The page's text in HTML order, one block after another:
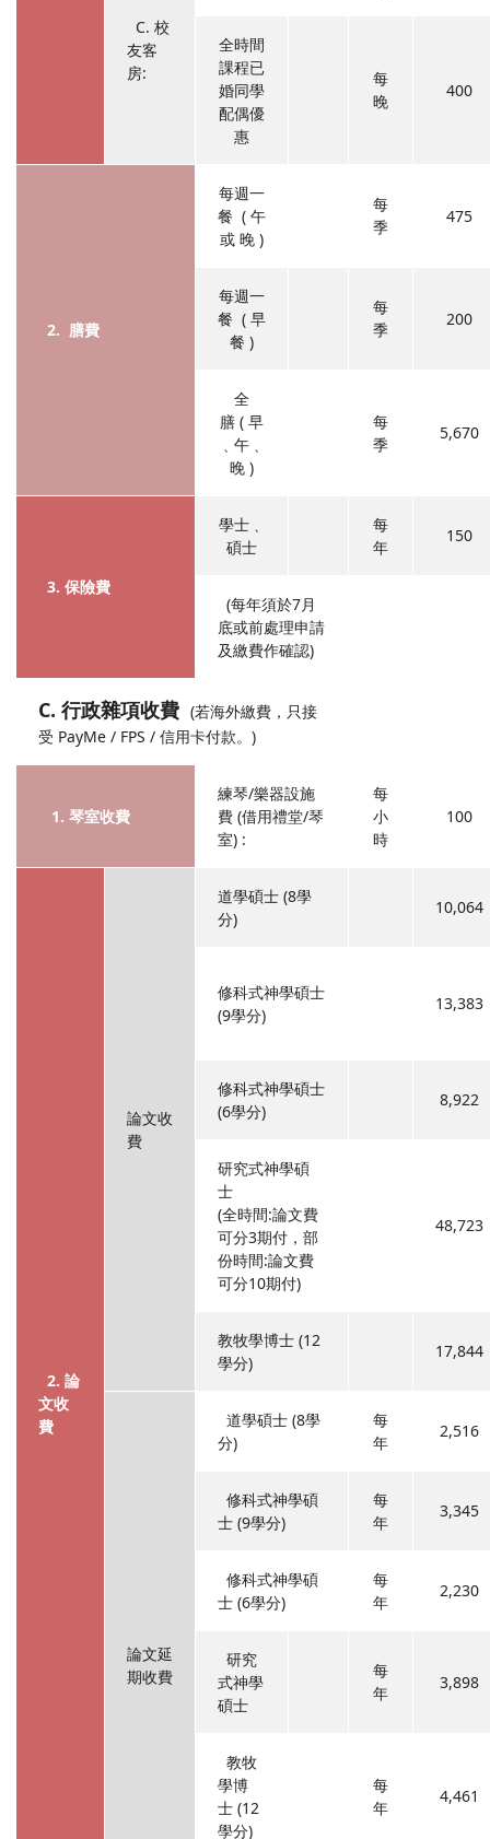
C. 校
友客
房:
全時間
課程已
婚同學
配偶優
惠
每
晚
400
2. 膳費
每週一
餐 ( 午
或 晚 )
每
季
475
每週一
餐 ( 早
餐 )
每
季
200
全
膳 ( 早
﹑午﹑
晚 )
每
季
5,670
3. 保險費
學士﹑
碩士
每
年
150
(每年須於7月
底或前處理申請
及繳費作確認)
C. 行政雜項收費 (若海外繳費，只接
受 PayMe / FPS / 信用卡付款。)
1. 琴室收費
練琴/樂器設施
費 (借用禮堂/琴
室) :
每
小
時
100
2. 論
文收
費
論文收
費
道學碩士 (8學
分)
10,064
修科式神學碩士
(9學分)
13,383
修科式神學碩士
(6學分)
8,922
研究式神學碩
士
(全時間:論文費
可分3期付，部
份時間:論文費
可分10期付)
48,723
教牧學博士 (12
學分)
17,844
論文延
期收費
道學碩士 (8學
分)
每
年
2,516
修科式神學碩
士 (9學分)
每
年
3,345
修科式神學碩
士 (6學分)
每
年
2,230
研究
式神學
碩士
每
年
3,898
教牧
學博
士 (12
學分)
每
年
4,461